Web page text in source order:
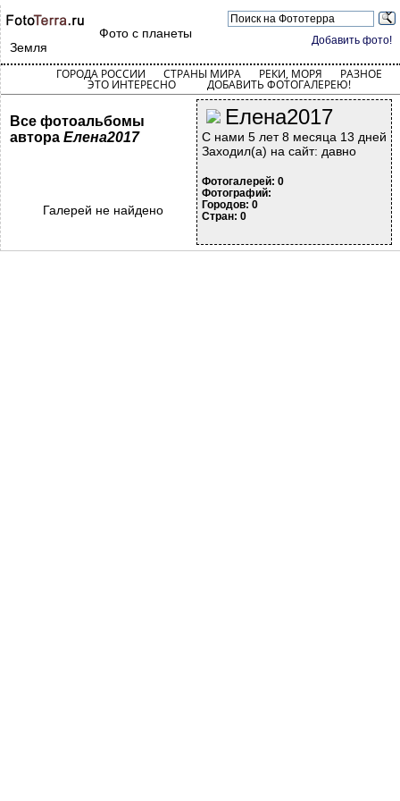
Добавить фото!
Фото с планеты
Земля
ГОРОДА РОССИИ СТРАНЫ МИРА РЕКИ, МОРЯ РАЗНОЕ
ЭТО ИНТЕРЕСНО ДОБАВИТЬ ФОТОГАЛЕРЕЮ!
Елена2017
С нами 5 лет 8 месяца 13 дней
Заходил(а) на сайт: давно
Фотогалерей: 0
Фотографий:
Городов: 0
Стран: 0
Все фотоальбомы
автора Елена2017
Галерей не найдено